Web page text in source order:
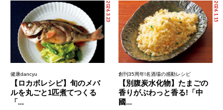
2026.3.23
健康dancyu
【ロカボレシピ】旬のメバ
ルを丸ごと1匹煮てつくる
「...
2026.1.15
創刊35周年!名酒場の感動レシピ
【別腹炭水化物】たまごの
香りがぶわっと香る!「中
國...